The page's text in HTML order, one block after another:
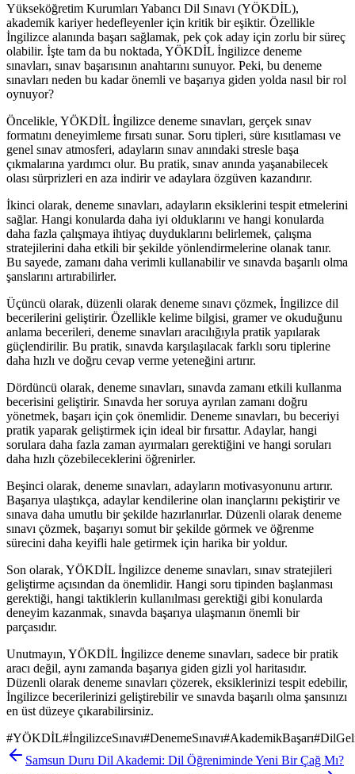
Yükseköğretim Kurumları Yabancı Dil Sınavı (YÖKDİL),
akademik kariyer hedefleyenler için kritik bir eşiktir. Özellikle
İngilizce alanında başarı sağlamak, pek çok aday için zorlu bir süreç
olabilir. İşte tam da bu noktada, YÖKDİL İngilizce deneme
sınavları, sınav başarısının anahtarını sunuyor. Peki, bu deneme
sınavları neden bu kadar önemli ve başarıya giden yolda nasıl bir rol
oynuyor?
Öncelikle, YÖKDİL İngilizce deneme sınavları, gerçek sınav
formatını deneyimleme fırsatı sunar. Soru tipleri, süre kısıtlaması ve
genel sınav atmosferi, adayların sınav anındaki stresle başa
çıkmalarına yardımcı olur. Bu pratik, sınav anında yaşanabilecek
olası sürprizleri en aza indirir ve adaylara özgüven kazandırır.
İkinci olarak, deneme sınavları, adayların eksiklerini tespit etmelerini
sağlar. Hangi konularda daha iyi olduklarını ve hangi konularda
daha fazla çalışmaya ihtiyaç duyduklarını belirlemek, çalışma
stratejilerini daha etkili bir şekilde yönlendirmelerine olanak tanır.
Bu sayede, zamanı daha verimli kullanabilir ve sınavda başarılı olma
şanslarını artırabilirler.
Üçüncü olarak, düzenli olarak deneme sınavı çözmek, İngilizce dil
becerilerini geliştirir. Özellikle kelime bilgisi, gramer ve okuduğunu
anlama becerileri, deneme sınavları aracılığıyla pratik yapılarak
güçlendirilir. Bu pratik, sınavda karşılaşılacak farklı soru tiplerine
daha hızlı ve doğru cevap verme yeteneğini artırır.
Dördüncü olarak, deneme sınavları, sınavda zamanı etkili kullanma
becerisini geliştirir. Sınavda her soruya ayrılan zamanı doğru
yönetmek, başarı için çok önemlidir. Deneme sınavları, bu beceriyi
pratik yaparak geliştirmek için ideal bir fırsattır. Adaylar, hangi
sorulara daha fazla zaman ayırmaları gerektiğini ve hangi soruları
daha hızlı çözebileceklerini öğrenirler.
Beşinci olarak, deneme sınavları, adayların motivasyonunu artırır.
Başarıya ulaştıkça, adaylar kendilerine olan inançlarını pekiştirir ve
sınava daha umutlu bir şekilde hazırlanırlar. Düzenli olarak deneme
sınavı çözmek, başarıyı somut bir şekilde görmek ve öğrenme
sürecini daha keyifli hale getirmek için harika bir yoldur.
Son olarak, YÖKDİL İngilizce deneme sınavları, sınav stratejileri
geliştirme açısından da önemlidir. Hangi soru tipinden başlanması
gerektiği, hangi taktiklerin kullanılması gerektiği gibi konularda
deneyim kazanmak, sınavda başarıya ulaşmanın önemli bir
parçasıdır.
Unutmayın, YÖKDİL İngilizce deneme sınavları, sadece bir pratik
aracı değil, aynı zamanda başarıya giden gizli yol haritasıdır.
Düzenli olarak deneme sınavları çözerek, eksiklerinizi tespit edebilir,
İngilizce becerilerinizi geliştirebilir ve sınavda başarılı olma şansınızı
en üst düzeye çıkarabilirsiniz.
#YÖKDİL#İngilizceSınavı#DenemeSınavı#AkademikBaşarı#
Samsun Duru Dil Akademi: Dil Öğreniminde Yeni Bir Çağ Mı?